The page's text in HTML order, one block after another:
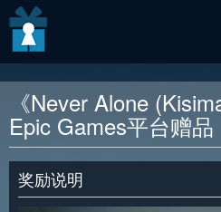
《Never Alone
Epic Games平台赠品
奖励说明